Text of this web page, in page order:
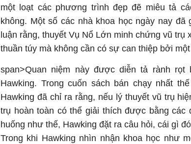
một loạt các phương trình đẹp đẽ miêu tả
không. Một số các nhà khoa học ngày nay
luận rằng, thuyết Vụ Nổ Lớn minh chứng vũ
thuần túy mà không cần có sự can thiệp bởi
span>Quan niệm này được diễn tả rành
Hawking. Trong cuốn sách bán chạy nhất
Hawking đã chỉ ra rằng, nếu lý thuyết vũ trụ
trụ hoàn toàn có thể giải thích được bằng các
huống như thế, Hawking đặt ra câu hỏi, cái gì
Trong khi Hawking nhìn nhận khoa học như